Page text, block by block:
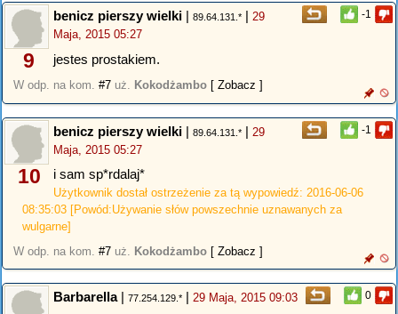
-1
9
benicz pierszy wielki | 89.64.131.* | 29
Maja, 2015 05:27
jestes prostakiem.
W odp. na kom. #7 uż. Kokodżambo [ Zobacz ]
-1
10
benicz pierszy wielki | 89.64.131.* | 29
Maja, 2015 05:27
i sam sp*rdalaj*
Użytkownik dostał ostrzeżenie za tą wypowiedź: 2016-06-06
08:35:03 [Powód:Używanie słów powszechnie uznawanych za
wulgarne]
W odp. na kom. #7 uż. Kokodżambo [ Zobacz ]
0
Barbarella| 77.254.129.* | 29 Maja, 2015 09:03